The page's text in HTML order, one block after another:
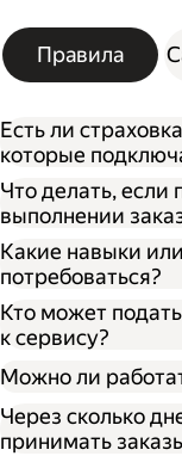
Правила
Есть ли
которые
Что делать, если
выполнении
Какие навыки
потребоваться?
Кто может
к сервису?
Можно ли
Через сколько
принимать